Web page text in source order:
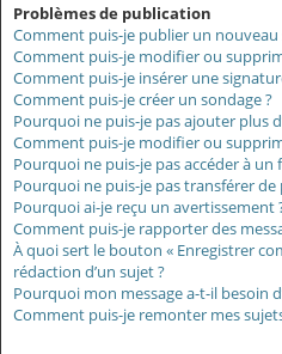
Problèmes de publication
Comment puis-je publier un
Comment puis-je modifier ou
Comment puis-je insérer une
Comment puis-je créer un sondage ?
Pourquoi ne puis-je pas ajouter plus
Comment puis-je modifier ou
Pourquoi ne puis-je pas accéder à un
Pourquoi ne puis-je pas transférer de
Pourquoi ai-je reçu un avertissement
Comment puis-je rapporter des
À quoi sert le bouton « Enregistrer
rédaction d’un sujet ?
Pourquoi mon message a-t-il besoin
Comment puis-je remonter mes